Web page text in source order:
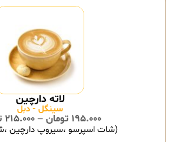
‎لاته دارچین
سینگل - دبل
195.000 تومان –
215.000
(شات اسپرسو ،سیروپ دارچین